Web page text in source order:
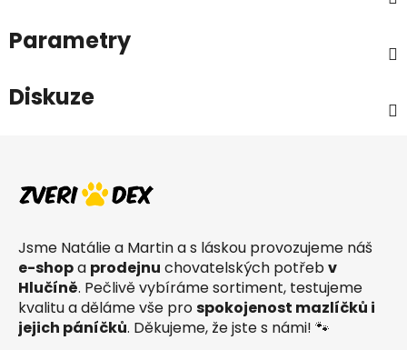
Parametry
Diskuze
Jsme Natálie a Martin a s láskou provozujeme náš
e-shopa prodejnu chovatelských potřebv
Hlučíně. Pečlivě vybíráme sortiment, testujeme
kvalitu a děláme vše prospokojenost mazlíčků i
jejich páníčků. Děkujeme, že jste s námi! 🐾